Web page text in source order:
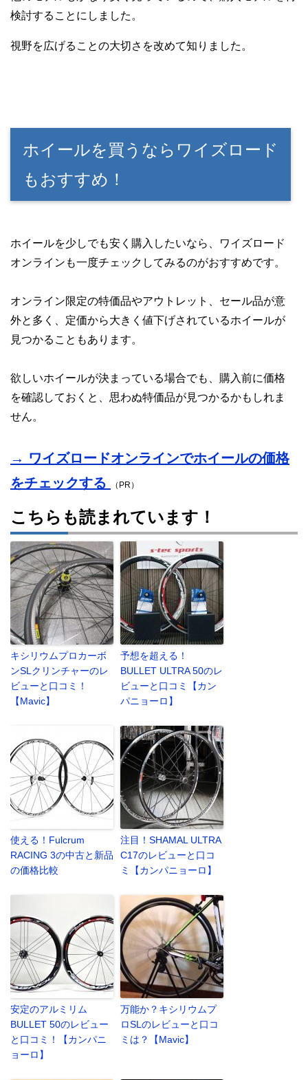
検討することにしました。
視野を広げることの大切さを改めて知りました。
ホイールを買うならワイズロード
もおすすめ！
ホイールを少しでも安く購入したいなら、ワイズロード
オンラインも一度チェックしてみるのがおすすめです。
オンライン限定の特価品やアウトレット、セール品が意
外と多く、定価から大きく値下げされているホイールが
見つかることもあります。
欲しいホイールが決まっている場合でも、購入前に価格
を確認しておくと、思わぬ特価品が見つかるかもしれま
せん。
→ ワイズロードオンラインでホイールの価格
をチェックする
（PR）
こちらも読まれています！
キシリウムプロカーボ
ンSLクリンチャーのレ
ビューと口コミ！
【Mavic】
予想を超える！
BULLET ULTRA 50のレ
ビューと口コミ【カン
パニョーロ】
使える！Fulcrum
RACING 3の中古と新品
の価格比較
注目！SHAMAL ULTRA
C17のレビューと口コ
ミ【カンパニョーロ】
安定のアルミリム
BULLET 50のレビュー
と口コミ！【カンパニ
ョーロ】
万能か？キシリウムプ
ロSLのレビューと口コ
ミは？【Mavic】